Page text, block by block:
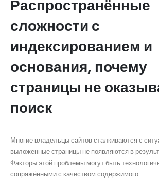
Распространённые
сложности с
индексированием и
основания, почему
страницы не
поиск
Многие владельцы сайтов сталкиваются с
выложенные страницы не появляются в
Факторы этой проблемы могут быть
сопряжёнными с качеством содержимого.